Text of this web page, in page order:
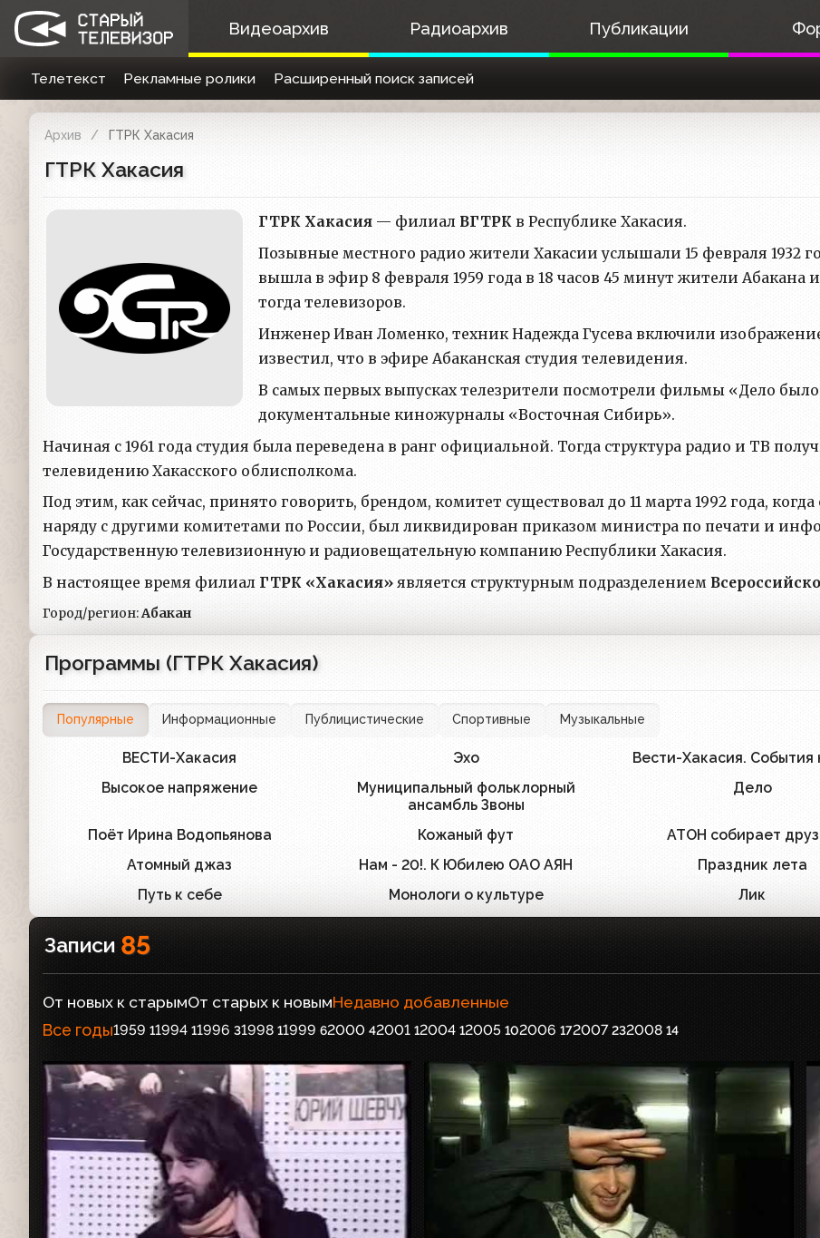
Видеоархив Радиоархив Публикации
Телетекст Рекламные ролики Расширенный поиск записей
Архив ГТРК Хакасия
ГТРК Хакасия
ГТРК Хакасия — филиал ВГТРК в Республике Хакасия.
Позывные местного радио жители Хакасии услышали 15 февраля 1932
вышла в эфир 8 февраля 1959 года в 18 часов 45 минут жители Абакана
тогда телевизоров.
Инженер Иван Ломенко, техник Надежда Гусева включили
известил, что в эфире Абаканская студия телевидения.
В самых первых выпусках телезрители посмотрели фильмы «Дело
документальные киножурналы «Восточная Сибирь».
Начиная с 1961 года студия была переведена в ранг официальной. Тогда структура радио и ТВ
телевидению Хакасского облисполкома.
Под этим, как сейчас, принято говорить, брендом, комитет существовал до 11 марта 1992 года,
наряду с другими комитетами по России, был ликвидирован приказом министра по печати и
Государственную телевизионную и радиовещательную компанию Республики Хакасия.
В настоящее время филиал ГТРК «Хакасия» является структурным подразделением
Город/регион:Абакан
Программы (ГТРК Хакасия)
Популярные Информационные Публицистические Спортивные Музыкальные
ВЕСТИ-Хакасия Эхо Вести-Хакасия. События
Высокое напряжение
Муниципальный фольклорный
ансамбль Звоны
Дело
Поёт Ирина Водопьянова Кожаный фут АТОН собирает
Атомный джаз Нам - 20!. К Юбилею ОАО АЯН Праздник лета
Путь к себе Монологи о культуре Лик
Записи 85
От новых к старымОт старых к новымНедавно добавленные
Все годы1959 11994 11996 31998 11999 62000 42001 12004 12005 102006 172007 232008 14